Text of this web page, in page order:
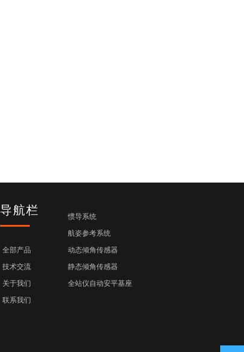
导航栏
全部产品
技术交流
关于我们
联系我们
惯导系统
航姿参考系统
动态倾角传感器
静态倾角传感器
全站仪自动安平基座